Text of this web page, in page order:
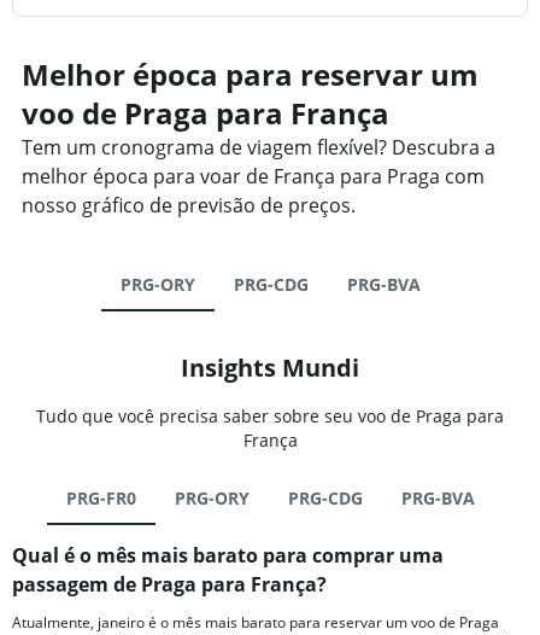
Melhor época para reservar um
voo de Praga para França
Tem um cronograma de viagem flexível? Descubra a
melhor época para voar de França para Praga com
nosso gráfico de previsão de preços.
PRG-ORY PRG-CDG PRG-BVA
Insights Mundi
Tudo que você precisa saber sobre seu voo de Praga para
França
PRG-FR0 PRG-ORY PRG-CDG PRG-BVA
Qual é o mês mais barato para comprar uma
passagem de Praga para França?
Atualmente, janeiro é o mês mais barato para reservar um voo de Praga